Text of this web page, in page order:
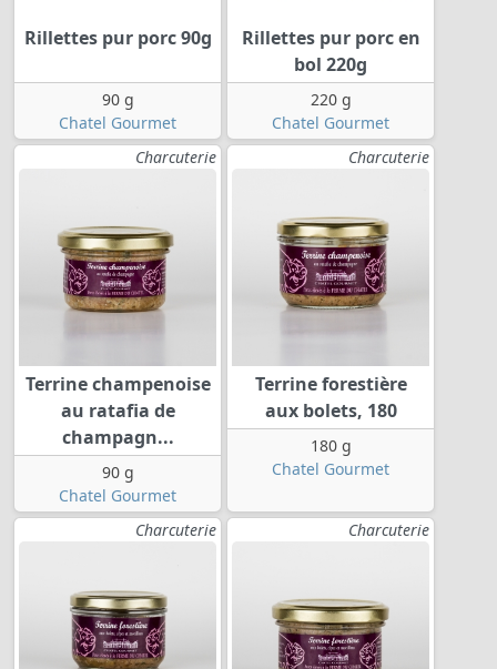
Rillettes pur porc 90g
90 g
Chatel Gourmet
Rillettes pur porc en
bol 220g
220 g
Chatel Gourmet
Charcuterie
Terrine champenoise
au ratafia de
champagn...
90 g
Chatel Gourmet
Charcuterie
Terrine forestière
aux bolets, 180
180 g
Chatel Gourmet
Charcuterie Charcuterie